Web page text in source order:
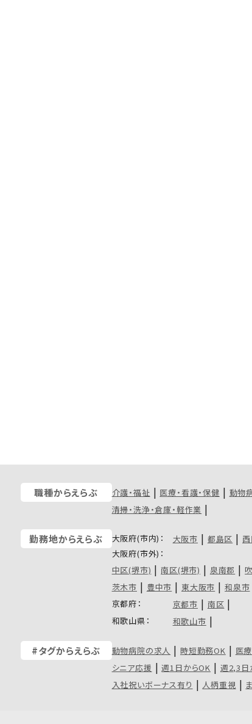
職種からえらぶ 介護・福祉 医療・看護・保健 動物
清掃・洗浄・倉庫・軽作業
勤務地からえらぶ 大阪府(市内)： 大阪市 都島区
大阪府(市外)：
中区(堺市)
南区(堺市) 泉南郡
茨木市
豊中市 東大阪市 和泉市
京都府：
京都市
南区
和歌山県：
和歌山市
#タグからえらぶ 動物病院の求人 時短勤務OK 医
シニア応援
週1日からOK 週2,3日
入社祝いボーナス有り
人柄重視